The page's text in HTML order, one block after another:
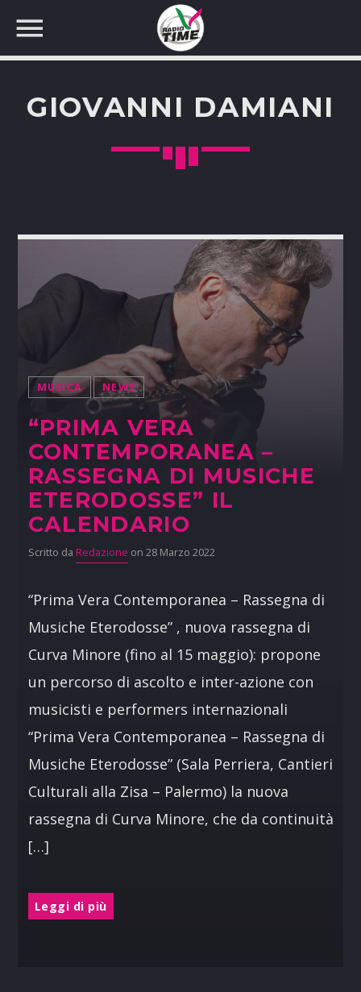
GIOVANNI DAMIANI
MUSICA NEWS
“PRIMA VERA
CONTEMPORANEA –
RASSEGNA DI MUSICHE
ETERODOSSE” IL
CALENDARIO
Scritto da Redazione on 28 Marzo 2022
“Prima Vera Contemporanea – Rassegna di
Musiche Eterodosse” , nuova rassegna di
Curva Minore (fino al 15 maggio): propone
un percorso di ascolto e inter-azione con
musicisti e performers internazionali
“Prima Vera Contemporanea – Rassegna di
Musiche Eterodosse” (Sala Perriera, Cantieri
Culturali alla Zisa – Palermo) la nuova
rassegna di Curva Minore, che da continuità
[…]
Leggi di più